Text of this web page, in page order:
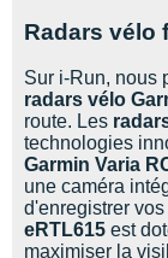
Radars vélo
Sur i-Run, nous
radars vélo
route. Les
technologies
Garmin Varia
une caméra
d'enregistrer
eRTL615 est
maximiser la
Ta Energy
The North
Thuasne
Under Armour
Withings